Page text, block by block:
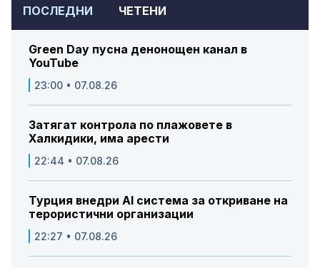
ПОСЛЕДНИ ЧЕТЕНИ
Green Day пусна денонощен канал в
YouTube
23:00 • 07.08.26
Затягат контрола по плажовете в
Халкидики, има арести
22:44 • 07.08.26
Турция внедри AI система за откриване на
терористични организации
22:27 • 07.08.26